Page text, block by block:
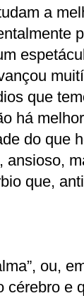
a
que
há
do que
ansioso,
que,
ou,
cérebro e